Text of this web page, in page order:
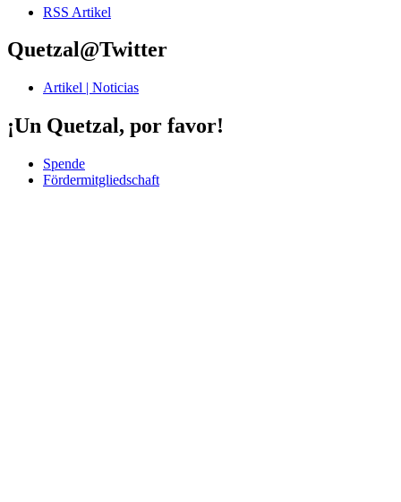
RSS Artikel
Quetzal@Twitter
Artikel | Noticias
¡Un Quetzal, por favor!
Spende
Fördermitgliedschaft